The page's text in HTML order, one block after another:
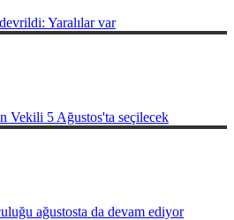
Yaralılar var
Vekili 5 Ağustos'ta seçilecek
ağustosta da devam ediyor